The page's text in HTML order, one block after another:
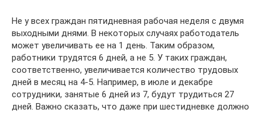
Не у всех граждан пятидневная рабочая неделя с двумя
выходными днями. В некоторых случаях работодатель
может увеличивать ее на 1 день. Таким образом,
работники трудятся 6 дней, а не 5. У таких граждан,
соответственно, увеличивается количество трудовых
дней в месяц на 4-5. Например, в июле и декабре
сотрудники, занятые 6 дней из 7, будут трудиться 27
дней. Важно сказать, что даже при шестидневке должно